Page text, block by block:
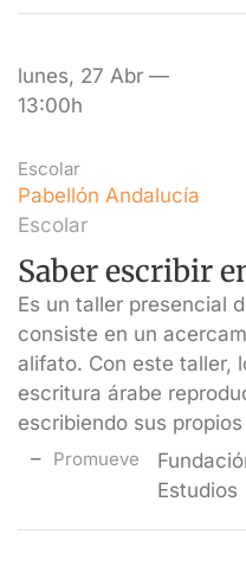
lunes, 27 Abr —
13:00h
Escolar
Pabellón Andalucía
Escolar
Saber escribir
Es un taller presencial
consiste en un
alifato. Con este taller,
escritura árabe
escribiendo sus
Promueve
Estudios